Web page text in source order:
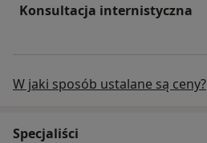
Konsultacja internistyczna
W jaki sposób ustalane są ceny?
Specjaliści